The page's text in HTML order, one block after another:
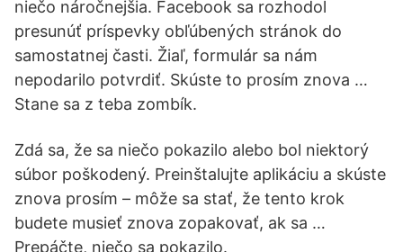
niečo náročnejšia. Facebook sa rozhodol
presunúť príspevky obľúbených stránok do
samostatnej časti. Žiaľ, formulár sa nám
nepodarilo potvrdiť. Skúste to prosím znova …
Stane sa z teba zombík.
Zdá sa, že sa niečo pokazilo alebo bol niektorý
súbor poškodený. Preinštalujte aplikáciu a skúste
znova prosím – môže sa stať, že tento krok
budete musieť znova zopakovať, ak sa …
Prepáčte, niečo sa pokazilo.